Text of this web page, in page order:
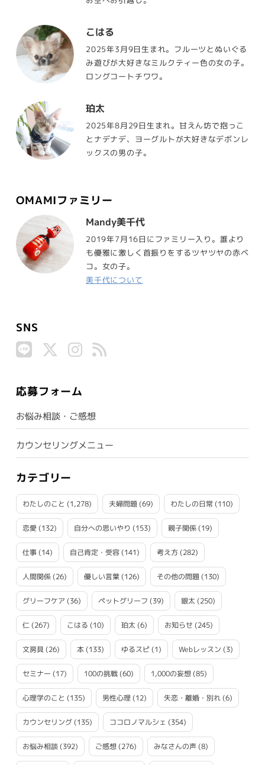
こはる
2025年3月9日生まれ。フルーツとぬいぐる
み遊びが大好きなミルクティー色の女の子。
ロングコートチワワ。
珀太
2025年8月29日生まれ。甘えん坊で抱っこ
とナデナデ、ヨーグルトが大好きなデボンレ
ックスの男の子。
OMAMIファミリー
Mandy美千代
2019年7月16日にファミリー入り。誰より
も優雅に激しく首振りをするツヤツヤの赤ベ
コ。女の子。
美千代について
SNS
応募フォーム
お悩み相談・ご感想
カウンセリングメニュー
カテゴリー
わたしのこと (1,278) 夫婦問題(69) わたしの日常(110)
恋愛 (132) 自分への思いやり (153) 親子関係(19)
仕事(14) 自己肯定・受容(141) 考え方(282)
人間関係(26) 優しい言葉(126) その他の問題(130)
グリーフケア (36) ペットグリーフ (39) 銀太 (250)
仁(267) こはる (10) 珀太 (6) お知らせ (245)
文房具(26) 本(133) ゆるスピ(1) Webレッスン (3)
セミナー (17) 100の挑戦(60) 1,000の妄想(85)
心理学のこと (135) 男性心理(12) 失恋・離婚・別れ(6)
カウンセリング(135) ココロノマルシェ (354)
お悩み相談(392) ご感想(276) みなさんの声(8)